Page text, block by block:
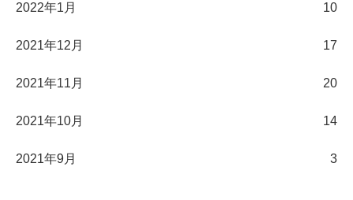
2022年1月 10
2021年12月 17
2021年11月 20
2021年10月 14
2021年9月 3